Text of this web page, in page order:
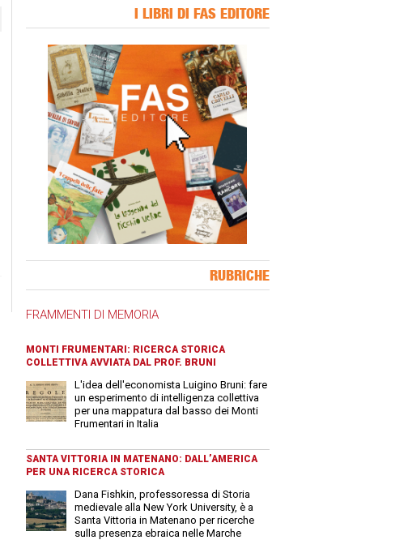
I LIBRI DI FAS EDITORE
RUBRICHE
FRAMMENTI DI MEMORIA
MONTI FRUMENTARI: RICERCA STORICA
COLLETTIVA AVVIATA DAL PROF. BRUNI
L'idea dell'economista Luigino Bruni: fare
un esperimento di intelligenza collettiva
per una mappatura dal basso dei Monti
Frumentari in Italia
SANTA VITTORIA IN MATENANO: DALL’AMERICA
PER UNA RICERCA STORICA
Dana Fishkin, professoressa di Storia
medievale alla New York University, è a
Santa Vittoria in Matenano per ricerche
sulla presenza ebraica nelle Marche